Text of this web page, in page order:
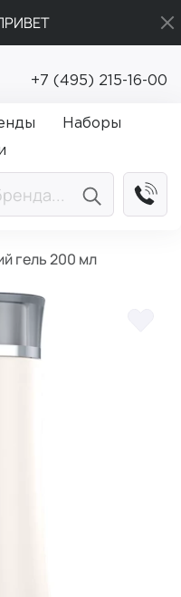
от 5 000₽
от 5 000₽
+7 (495) 215-16-00
Наборы
гель 200 мл